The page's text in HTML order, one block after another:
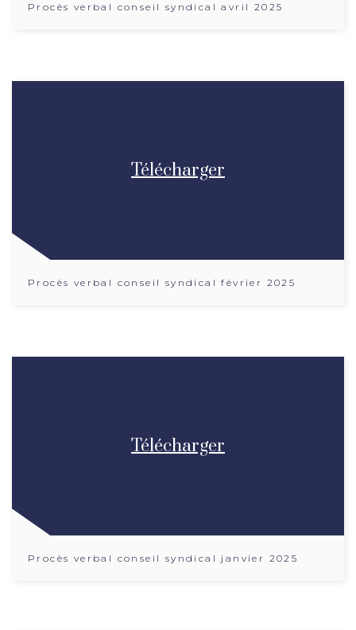
Procès verbal conseil syndical avril 2025
Télécharger
Procès verbal conseil syndical février 2025
Télécharger
Procès verbal conseil syndical janvier 2025